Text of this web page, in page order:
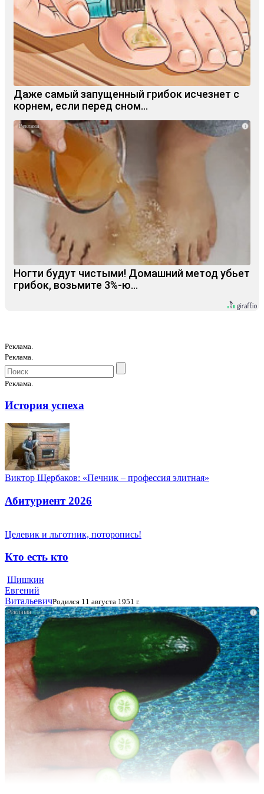
Даже самый запущенный грибок исчезнет с
корнем, если перед сном…
i
Ногти будут чистыми! Домашний метод убьет
грибок, возьмите 3%-ю…
Реклама.
Реклама.
Реклама.
История успеха
Виктор Щербаков: «Печник – профессия элитная»
Абитуриент 2026
Целевик и льготник, поторопись!
Кто есть кто
Шишкин
Евгений
ВитальевичРодился 11 августа 1951 г.
i